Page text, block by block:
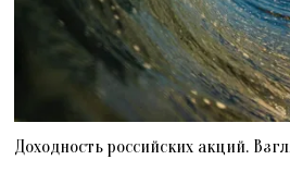
Доходность российских акций.